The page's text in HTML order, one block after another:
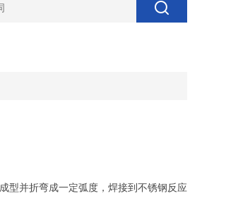
型并折弯成一定弧度，焊接到不锈钢反应